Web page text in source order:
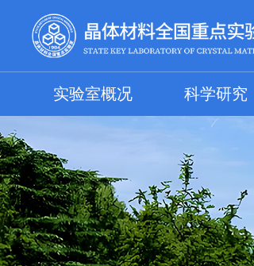
实验室概况 科学研究